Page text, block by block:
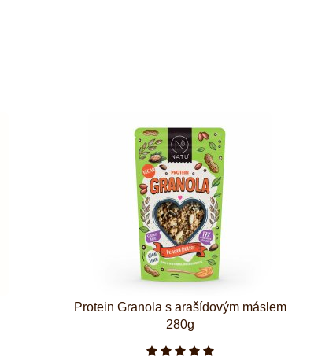
Protein Granola s arašídovým máslem
280g